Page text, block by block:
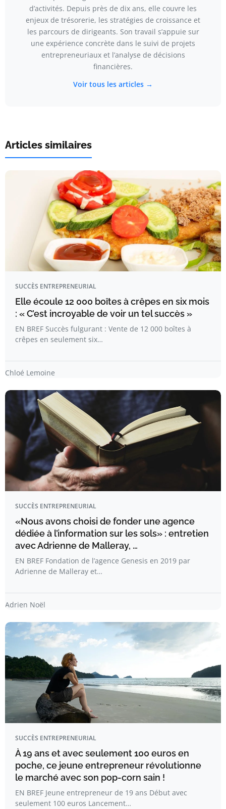
d’activités. Depuis près de dix ans, elle couvre les
enjeux de trésorerie, les stratégies de croissance et
les parcours de dirigeants. Son travail s’appuie sur
une expérience concrète dans le suivi de projets
entrepreneuriaux et l’analyse de décisions
financières.
Voir tous les articles →
Articles similaires
SUCCÈS ENTREPRENEURIAL
Elle écoule 12 000 boîtes à crêpes en six mois
: « C’est incroyable de voir un tel succès »
EN BREF Succès fulgurant : Vente de 12 000 boîtes à
crêpes en seulement six…
Chloé Lemoine
SUCCÈS ENTREPRENEURIAL
«Nous avons choisi de fonder une agence
dédiée à l’information sur les sols» : entretien
avec Adrienne de Malleray, …
EN BREF Fondation de l’agence Genesis en 2019 par
Adrienne de Malleray et…
Adrien Noël
SUCCÈS ENTREPRENEURIAL
À 19 ans et avec seulement 100 euros en
poche, ce jeune entrepreneur révolutionne
le marché avec son pop-corn sain !
EN BREF Jeune entrepreneur de 19 ans Début avec
seulement 100 euros Lancement…